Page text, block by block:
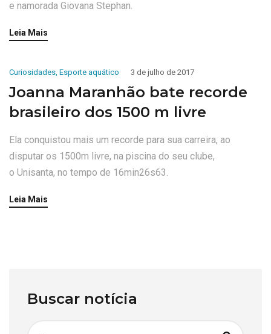
e namorada Giovana Stephan.
Leia Mais
Curiosidades, Esporte aquático 3 de julho de 2017
Joanna Maranhão bate recorde
brasileiro dos 1500 m livre
Ela conquistou mais um recorde para sua carreira, ao
disputar os 1500m livre, na piscina do seu clube,
o Unisanta, no tempo de 16min26s63.
Leia Mais
Buscar notícia